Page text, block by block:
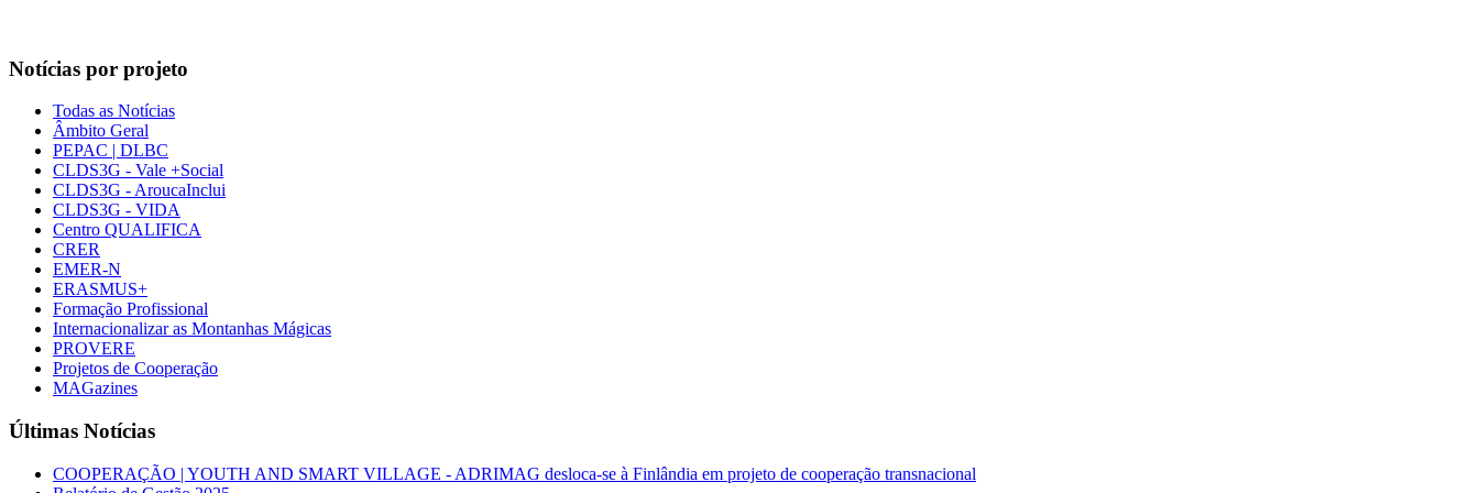
Notícias por projeto
Todas as Notícias
Âmbito Geral
PEPAC | DLBC
CLDS3G - Vale +Social
CLDS3G - AroucaInclui
CLDS3G - VIDA
Centro QUALIFICA
CRER
EMER-N
ERASMUS+
Formação Profissional
Internacionalizar as Montanhas Mágicas
PROVERE
Projetos de Cooperação
MAGazines
Últimas Notícias
COOPERAÇÃO | YOUTH AND SMART VILLAGE - ADRIMAG desloca-se à Finlândia em projeto de cooperação transnacional